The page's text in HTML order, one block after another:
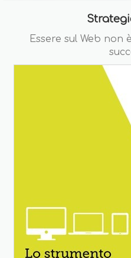
Essere sul Web non